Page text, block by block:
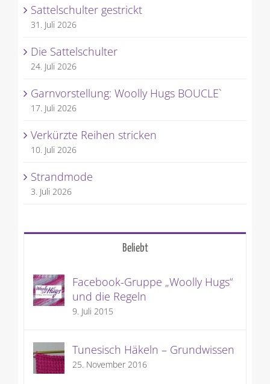
Sattelschulter gestrickt
31. Juli 2026
Die Sattelschulter
24. Juli 2026
Garnvorstellung: Woolly Hugs BOUCLE`
17. Juli 2026
Verkürzte Reihen stricken
10. Juli 2026
Strandmode
3. Juli 2026
Beliebt
Facebook-Gruppe „Woolly Hugs“
und die Regeln
9. Juli 2015
Tunesisch Häkeln – Grundwissen
25. November 2016